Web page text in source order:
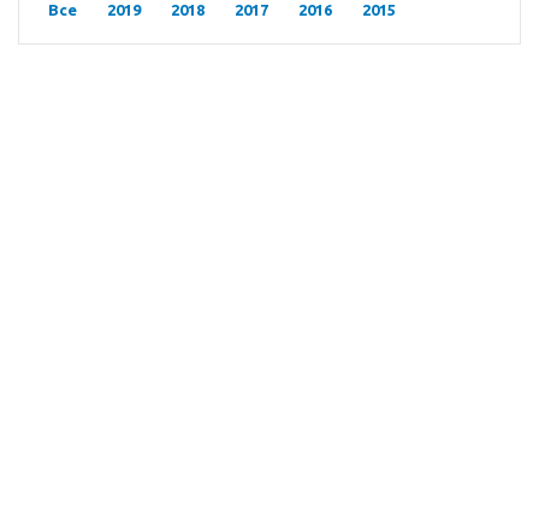
Все 2019 2018 2017 2016 2015